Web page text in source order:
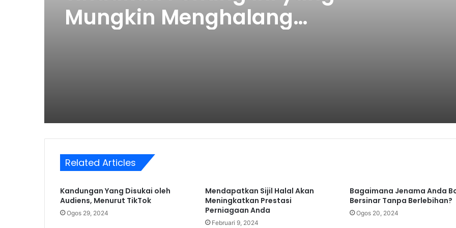
Mungkin Menghalang
Related Articles
Kandungan Yang Disukai oleh
Audiens, Menurut TikTok
Ogos 29, 2024
Mendapatkan Sijil Halal Akan
Meningkatkan Prestasi
Perniagaan Anda
Februari 9, 2024
Bagaimana Jenama Anda
Bersinar Tanpa Berlebihan?
Ogos 20, 2024